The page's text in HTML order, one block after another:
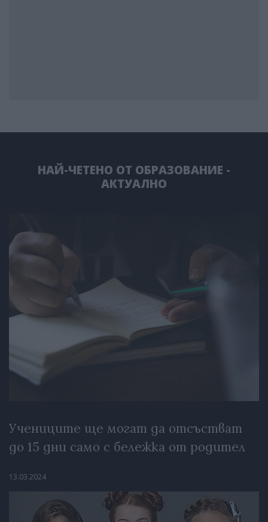
НАЙ-ЧЕТЕНО ОТ ОБРАЗОВАНИЕ -
АКТУАЛНО
Учениците ще могат да отсъстват
до 15 дни само с бележка от родител
13.03.2024